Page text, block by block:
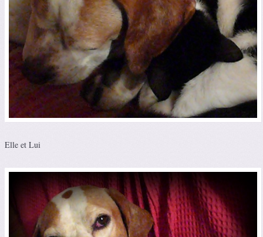
Elle et Lui